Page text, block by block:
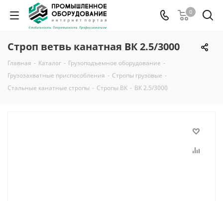
0
Строп ветвь канатная ВК 2.5/3000
Главная - Каталог - Грузоподъемное оборудование -
Грузозахватные приспособления - Стропы грузовые -
Стальные канатные стропы - Стропы ВК - ВК 2.5/3000